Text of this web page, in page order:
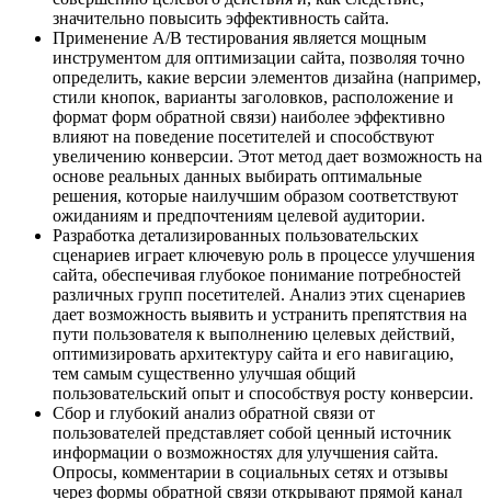
значительно повысить эффективность сайта.
Применение A/B тестирования является мощным
инструментом для оптимизации сайта, позволяя точно
определить, какие версии элементов дизайна (например,
стили кнопок, варианты заголовков, расположение и
формат форм обратной связи) наиболее эффективно
влияют на поведение посетителей и способствуют
увеличению конверсии. Этот метод дает возможность на
основе реальных данных выбирать оптимальные
решения, которые наилучшим образом соответствуют
ожиданиям и предпочтениям целевой аудитории.
Разработка детализированных пользовательских
сценариев играет ключевую роль в процессе улучшения
сайта, обеспечивая глубокое понимание потребностей
различных групп посетителей. Анализ этих сценариев
дает возможность выявить и устранить препятствия на
пути пользователя к выполнению целевых действий,
оптимизировать архитектуру сайта и его навигацию,
тем самым существенно улучшая общий
пользовательский опыт и способствуя росту конверсии.
Сбор и глубокий анализ обратной связи от
пользователей представляет собой ценный источник
информации о возможностях для улучшения сайта.
Опросы, комментарии в социальных сетях и отзывы
через формы обратной связи открывают прямой канал